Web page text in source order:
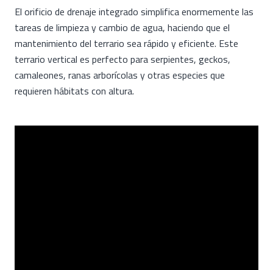
El orificio de drenaje integrado simplifica enormemente las
tareas de limpieza y cambio de agua, haciendo que el
mantenimiento del terrario sea rápido y eficiente. Este
terrario vertical es perfecto para serpientes, geckos,
camaleones, ranas arborícolas y otras especies que
requieren hábitats con altura.